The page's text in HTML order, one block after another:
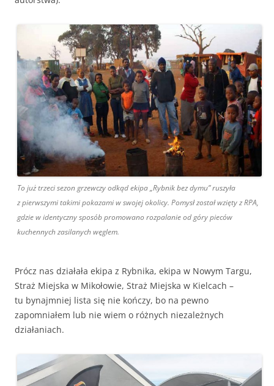
To już trzeci sezon grzewczy odkąd ekipa „Rybnik bez dymu” ruszyła
z pierwszymi takimi pokazami w swojej okolicy. Pomysł został wzięty z RPA,
gdzie w identyczny sposób promowano rozpalanie od góry pieców
kuchennych zasilanych węglem.
Prócz nas działała ekipa z Rybnika, ekipa w Nowym Targu,
Straż Miejska w Mikołowie, Straż Miejska w Kielcach –
tu bynajmniej lista się nie kończy, bo na pewno
zapomniałem lub nie wiem o różnych niezależnych
działaniach.